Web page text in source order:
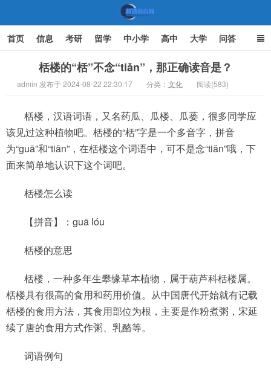
首页 信息 考研 留学 中小学 高中 大学 问答
家庭教育
栝楼的“栝”不念“tiǎn”，那正确读音是？
admin 发布于 2024-08-22 22:30:17 分类： 文化 阅读(583)
栝楼，汉语词语，又名药瓜、瓜楼、瓜蒌，很多同学应
该见过这种植物吧。栝楼的“栝”字是一个多音字，拼音
为“guā”和“tiǎn”，在栝楼这个词语中，可不是念“tiǎn”哦，下
面来简单地认识下这个词吧。
栝楼怎么读
【拼音】：guā lóu
栝楼的意思
栝楼，一种多年生攀缘草本植物，属于葫芦科栝楼属。
栝楼具有很高的食用和药用价值。从中国唐代开始就有记载
栝楼的食用方法，其食用部位为根，主要是作粉煮粥，宋延
续了唐的食用方式作粥、乳酪等。
词语例句